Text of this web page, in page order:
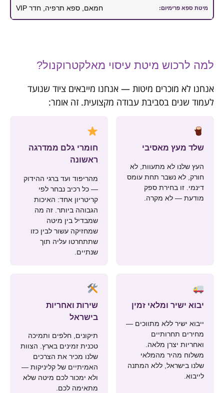
חמאם, ספא תרפיה, חדר VIP
למה לרכוש מיטת עיסוי מאלקטרוקנול?
אנחנו לא מוכרים מיטות — אנחנו מייבאים ציוד שנועד
לעמוד שנים בסביבת עבודה מקצועית. זה אומר:
שלד מעץ מאסיבי
העץ שלנו לא מתעוות, לא
חורק, לא נשבר תחת עומס
דינמי. זו בחירת ספק
מודעת — לא מקרה.
חומרי גלם ממדרגה
ראשונה
מהריפוד ועד ברגי ההידוק
— כל רכיב נבחר לפי
קריטריון אחד: האיכות
הגבוהה ביותר. זה מה
שמבדיל בין מיטה
שמחזיקה עשור לבין כזו
שתתחרטו עליה תוך
שנתיים.
יבוא ישיר ומלאי זמין
ייבוא ישיר ללא מתווכים —
מחירים תחרותיים
ואחריות יצרן מלאה.
משלוח מהיר מהמלאי
שלנו בישראל, ללא המתנה
לייבוא.
שירות ואחריות
בישראל
תיקונים, חלפים ותמיכה
טכנית זמינים בארץ. הצוות
שלנו מכיר את הצרכים
האמיתיים של קליניקות —
ולא ימכור לכם מיטה שלא
מתאימה לכם.